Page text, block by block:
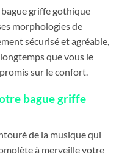
griffe gothique
morphologies de
sécurisé et agréable,
que vous le
sur le confort.
bague griffe
de la musique qui
à merveille votre